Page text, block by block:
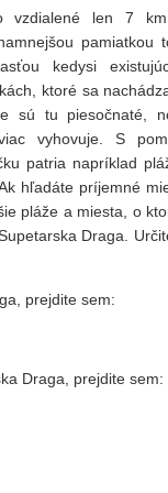
vzdialené len 7
pamiatkou
kedysi
ktoré sa
sú tu piesočnaté,
vyhovuje. S
patria napríklad
hľadáte príjemné
pláže a miesta, o
Draga.
prejdite sem:
Draga, prejdite sem: